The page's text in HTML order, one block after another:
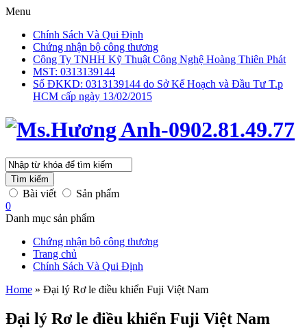
Menu
Chính Sách Và Qui Định
Chứng nhận bộ công thương
Công Ty TNHH Kỹ Thuật Công Nghệ Hoàng Thiên Phát
MST: 0313139144
Số ĐKKD: 0313139144 do Sở Kế Hoạch và Đầu Tư T.p
HCM cấp ngày 13/02/2015
Tìm kiếm
Bài viết
Sản phẩm
0
Danh mục sản phẩm
Chứng nhận bộ công thương
Trang chủ
Chính Sách Và Qui Định
Home » Đại lý Rơ le điều khiển Fuji Việt Nam
Đại lý Rơ le điều khiển Fuji Việt Nam